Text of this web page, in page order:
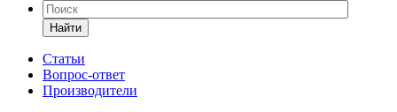
Найти
Статьи
Вопрос-ответ
Производители